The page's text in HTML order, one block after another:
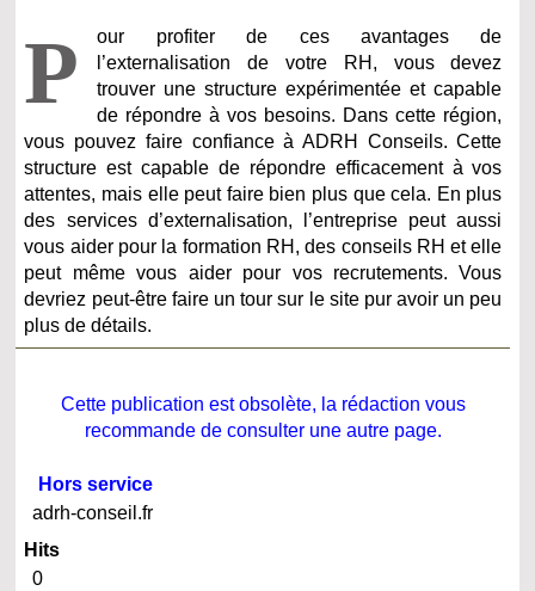
P
our profiter de ces avantages de
l’externalisation de votre RH, vous devez
trouver une structure expérimentée et capable
de répondre à vos besoins. Dans cette région,
vous pouvez faire confiance à ADRH Conseils. Cette
structure est capable de répondre efficacement à vos
attentes, mais elle peut faire bien plus que cela. En plus
des services d’externalisation, l’entreprise peut aussi
vous aider pour la formation RH, des conseils RH et elle
peut même vous aider pour vos recrutements. Vous
devriez peut-être faire un tour sur le site pur avoir un peu
plus de détails.
Cette publication est obsolète, la rédaction vous
recommande de consulter une autre page.
Hors service
adrh-conseil.fr
Hits
0